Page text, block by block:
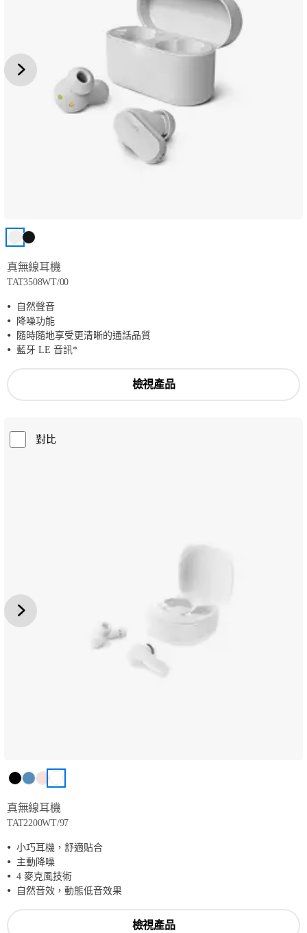
真無線耳機
TAT3508WT/00
自然聲音
降噪功能
隨時隨地享受更清晰的通話品質
藍牙 LE 音訊*
檢視產品
對比
真無線耳機
TAT2200WT/97
小巧耳機，舒適貼合
主動降噪
4 麥克風技術
自然音效，動態低音效果
檢視產品